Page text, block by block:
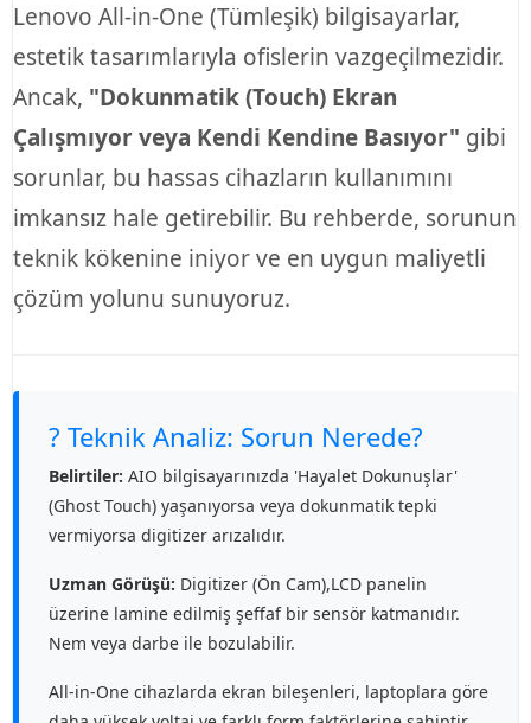
Lenovo All-in-One (Tümleşik) bilgisayarlar,
estetik tasarımlarıyla ofislerin vazgeçilmezidir.
Ancak, "Dokunmatik (Touch) Ekran
Çalışmıyor veya Kendi Kendine Basıyor" gibi
sorunlar, bu hassas cihazların kullanımını
imkansız hale getirebilir. Bu rehberde, sorunun
teknik kökenine iniyor ve en uygun maliyetli
çözüm yolunu sunuyoruz.
?️ Teknik Analiz: Sorun Nerede?
Belirtiler: AIO bilgisayarınızda 'Hayalet Dokunuşlar'
(Ghost Touch) yaşanıyorsa veya dokunmatik tepki
vermiyorsa digitizer arızalıdır.
Uzman Görüşü: Digitizer (Ön Cam),LCD panelin
üzerine lamine edilmiş şeffaf bir sensör katmanıdır.
Nem veya darbe ile bozulabilir.
All-in-One cihazlarda ekran bileşenleri, laptoplara göre